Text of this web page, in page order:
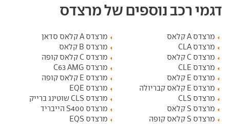
דגמי רכב נוספים של מרצדס
מרצדס A קלאס
מרצדס A קלאס סדאן
מרצדס CLA
מרצדס B קלאס
מרצדס C קלאס
מרצדס C קלאס קופה
מרצדס CLE
מרצדס C63 AMG
מרצדס E קלאס
מרצדס E קלאס קופה
מרצדס E קלאס קבריולה
מרצדס EQE
מרצדס CLS
מרצדס CLS שוטינג ברייק
מרצדס S קלאס
מרצדס S400 הייבריד
מרצדס S קלאס קופה
מרצדס EQS